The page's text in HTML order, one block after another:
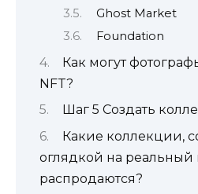
Ghost Market
Foundation
Как могут
NFT?
Шаг 5 Создать
Какие коллекции,
оглядкой на
распродаются?